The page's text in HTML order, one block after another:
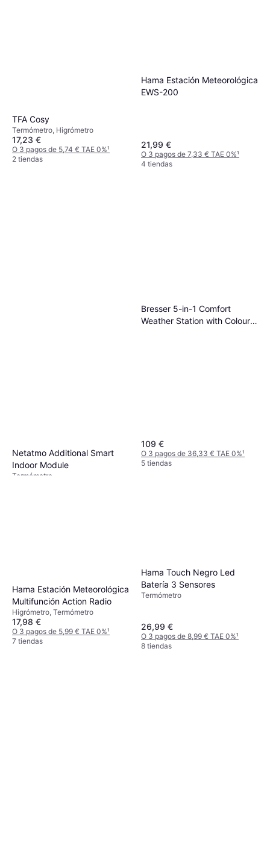
TFA Cosy
Termómetro, Higrómetro
17,23 €
O 3 pagos de 5,74 € TAE 0%¹
2 tiendas
Hama Estación Meteorológica
EWS-200
21,99 €
O 3 pagos de 7,33 € TAE 0%¹
4 tiendas
Netatmo Additional Smart
Indoor Module
Termómetro
Bresser 5-in-1 Comfort
Weather Station with Colour
109 €
O 3 pagos de 36,33 € TAE 0%¹
5 tiendas
Hama Estación Meteorológica
Multifunción Action Radio
Higrómetro, Termómetro
17,98 €
O 3 pagos de 5,99 € TAE 0%¹
7 tiendas
Hama Touch Negro Led
Batería 3 Sensores
Termómetro
26,99 €
O 3 pagos de 8,99 € TAE 0%¹
8 tiendas